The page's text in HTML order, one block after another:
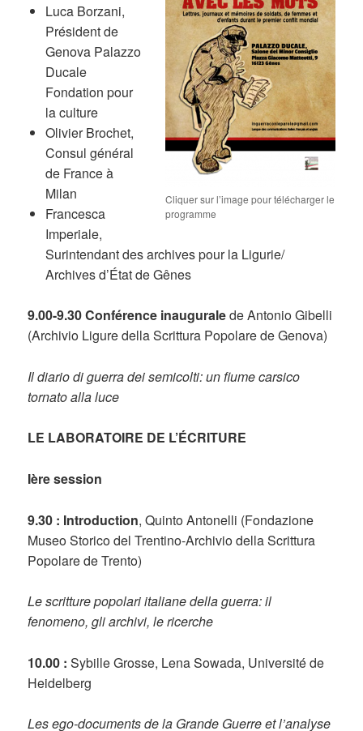
Cliquer sur l’image pour télécharger le
programme
Luca Borzani,
Président de
Genova Palazzo
Ducale
Fondation pour
la culture
Olivier Brochet,
Consul général
de France à
Milan
Francesca
Imperiale,
Surintendant des archives pour la Ligurie/
Archives d’État de Gênes
9.00-9.30 Conférence inauguralede Antonio Gibelli
(Archivio Ligure della Scrittura Popolare de Genova)
Il diario di guerra dei semicolti: un fiume carsico
tornato alla luce
LE LABORATOIRE DE L’ÉCRITURE
Ière session
9.30 : Introduction, Quinto Antonelli (Fondazione
Museo Storico del Trentino-Archivio della Scrittura
Popolare de Trento)
Le scritture popolari italiane della guerra: il
fenomeno, gli archivi, le ricerche
10.00 : Sybille Grosse, Lena Sowada, Université de
Heidelberg
Les ego-documents de la Grande Guerre et l’analyse